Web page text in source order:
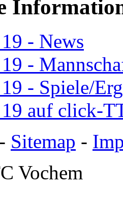
- News
-
- Spiele/
19 auf click-
- Sitemap -
Vochem